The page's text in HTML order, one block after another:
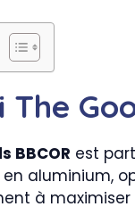
BBCOR est
aluminium,
à